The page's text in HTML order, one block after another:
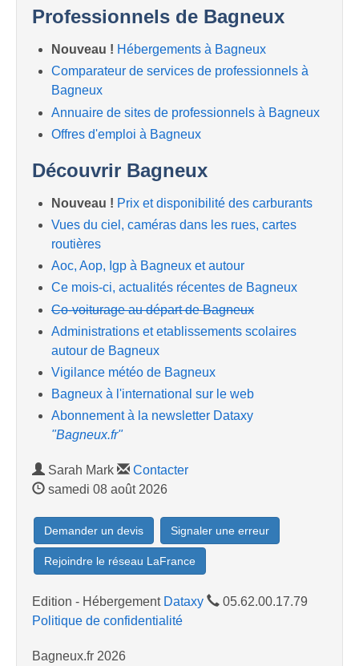
Professionnels de Bagneux
Nouveau ! Hébergements à Bagneux
Comparateur de services de professionnels à
Bagneux
Annuaire de sites de professionnels à Bagneux
Offres d'emploi à Bagneux
Découvrir Bagneux
Nouveau ! Prix et disponibilité des carburants
Vues du ciel, caméras dans les rues, cartes
routières
Aoc, Aop, Igp à Bagneux et autour
Ce mois-ci, actualités récentes de Bagneux
Co-voiturage au départ de Bagneux
Administrations et etablissements scolaires
autour de Bagneux
Vigilance météo de Bagneux
Bagneux à l'international sur le web
Abonnement à la newsletter Dataxy
"Bagneux.fr"
Sarah Mark
Contacter
samedi 08 août 2026
Demander un devis Signaler une erreur
Rejoindre le réseau LaFrance
Edition - Hébergement Dataxy
05.62.00.17.79
Politique de confidentialité
Bagneux.fr 2026